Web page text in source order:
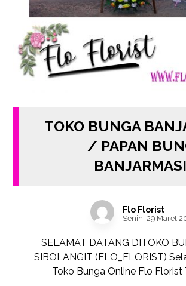
TOKO BUNGA
/ PAPAN
Flo Florist
Senin, 29 Maret
SELAMAT DATANG DITOKO
SIBOLANGIT (FLO_FLORIST)
Toko Bunga Online Flo Florist